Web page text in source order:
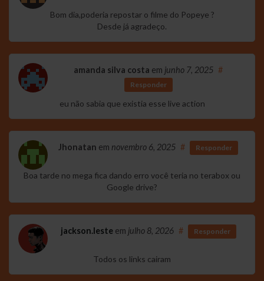
Bom dia,poderia repostar o filme do Popeye ?
Desde já agradeço.
amanda silva costa em junho 7, 2025 #
Responder
eu não sabia que existia esse live action
Jhonatan em novembro 6, 2025 # Responder
Boa tarde no mega fica dando erro você teria no terabox ou
Google drive?
jackson.lesteem julho 8, 2026 # Responder
Todos os links cairam